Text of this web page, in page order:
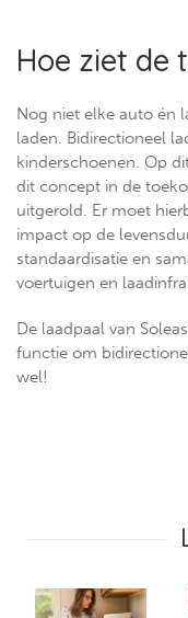
Hoe ziet de
Nog niet elke auto én
laden. Bidirectioneel
kinderschoenen. Op
dit concept in de
uitgerold. Er moet
impact op de
standaardisatie en
voertuigen en
De laadpaal van
functie om
wel!